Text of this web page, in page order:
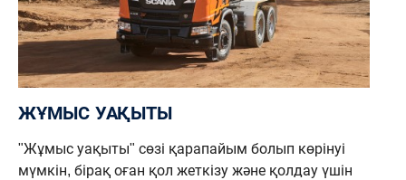
ЖҰМЫС УАҚЫТЫ
"Жұмыс уақыты" сөзі қарапайым болып көрінуі
мүмкін, бірақ оған қол жеткізу және қолдау үшін